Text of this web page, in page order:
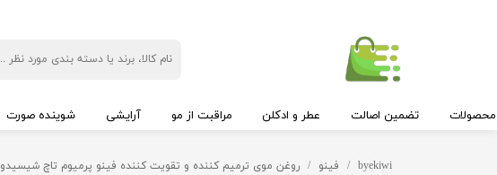
تضمین اصالت عطر و ادکلن مراقبت از مو آرایشی شوینده صورت
byekiwi فینو روغن موی ترمیم کننده و تقویت کننده فینو پرمیوم تاچ شیسیدو Shiseido FINO Premium Touch Hair Oil